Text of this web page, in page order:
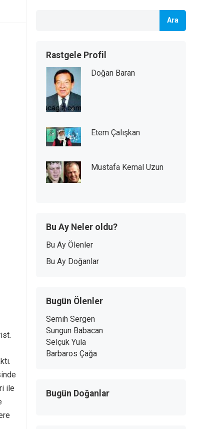
ile
Ara
Rastgele Profil
Doğan Baran
Etem Çalışkan
Mustafa Kemal Uzun
Bu Ay Neler oldu?
Bu Ay Ölenler
Bu Ay Doğanlar
Bugün Ölenler
Semih Sergen
Sungun Babacan
Selçuk Yula
Barbaros Çağa
Bugün Doğanlar